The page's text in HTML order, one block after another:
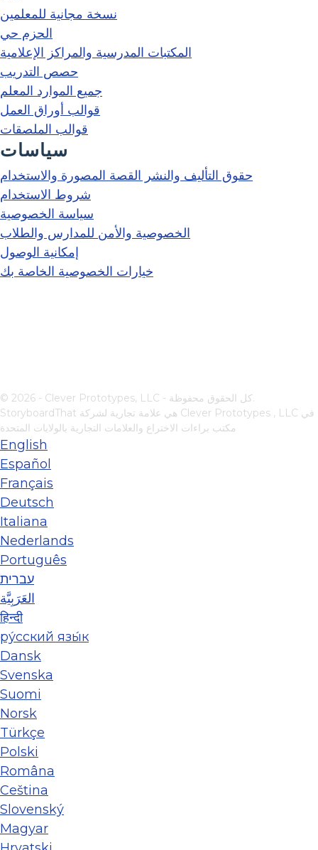
نسخة مجانية للمعلمين
الحزم حي
المكتبات المدرسية والمراكز الإعلامية
حصص التدريب
جميع الموارد المعلم
قوالب أوراق العمل
قوالب الملصقات
سياسات
حقوق التأليف والنشر القصة المصورة والاستخدام
شروط الاستخدام
سياسة الخصوصية
الخصوصية والأمن للمدارس والطلاب
إمكانية الوصول
خيارات الخصوصية الخاصة بك
© 2026 - Clever Prototypes, LLC - كل الحقوق محفوظة.
Clever Prototypes , LLC
مكتب براءات الاختراع والعلامات التجارية بالولايات المتحدة
English
Español
Français
Deutsch
Italiana
Nederlands
Português
עברית
العَرَبِيَّة
हिन्दी
ру́сский язы́к
Dansk
Svenska
Suomi
Norsk
Türkçe
Polski
Româna
Ceština
Slovenský
Magyar